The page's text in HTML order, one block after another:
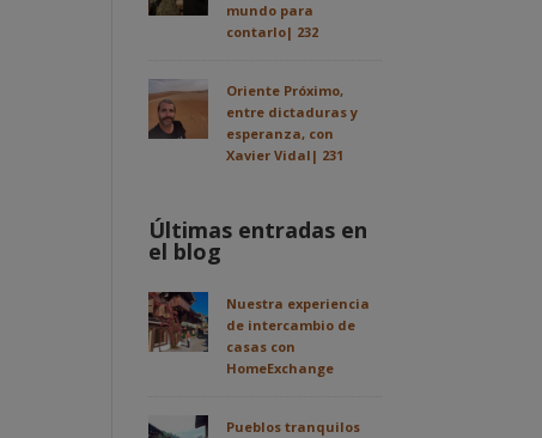
mundo para
contarlo| 232
Oriente Próximo,
entre dictaduras y
esperanza, con
Xavier Vidal| 231
Últimas entradas en
el blog
Nuestra experiencia
de intercambio de
casas con
HomeExchange
Pueblos tranquilos